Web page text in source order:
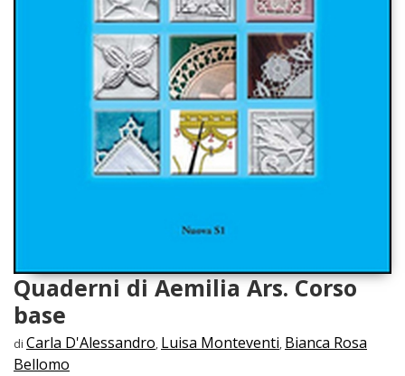
Quaderni di Aemilia Ars. Corso
base
di Carla D'Alessandro, Luisa Monteventi, Bianca Rosa
Bellomo